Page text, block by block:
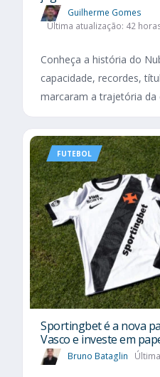
Guilherme Gomes
Última atualização: 42
Conheça a história do
capacidade, recordes,
marcaram a trajetória da
FUTEBOL
Sportingbet é a nova
Vasco e investe em
Bruno Bataglin